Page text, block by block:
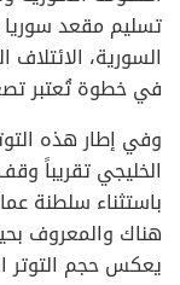
تسليم مقعد
السورية،
في خطوة تُعتبر
وفي إطار هذه
الخليجي تقريباً
باستثناء سلطنة
هناك والمعروف
يعكس حجم التوتر